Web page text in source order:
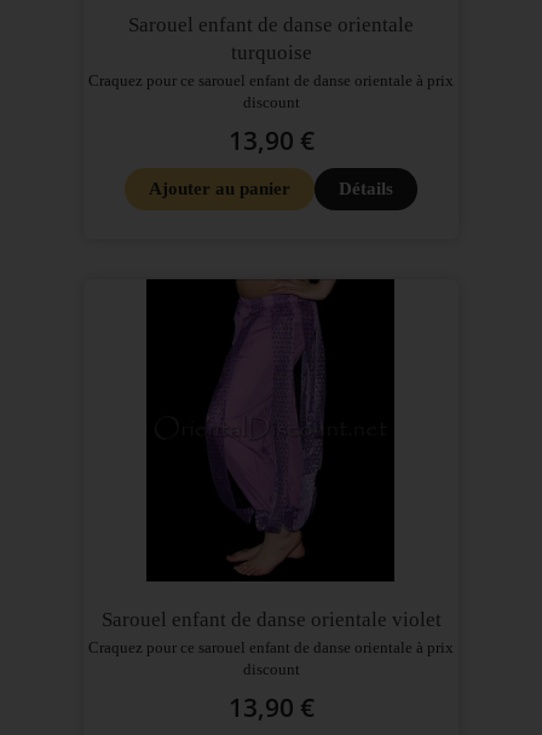
Sarouel enfant de danse orientale
turquoise
Craquez pour ce sarouel enfant de danse orientale à prix
discount
13,90 €
Ajouter au panier Détails
Sarouel enfant de danse orientale violet
Craquez pour ce sarouel enfant de danse orientale à prix
discount
13,90 €